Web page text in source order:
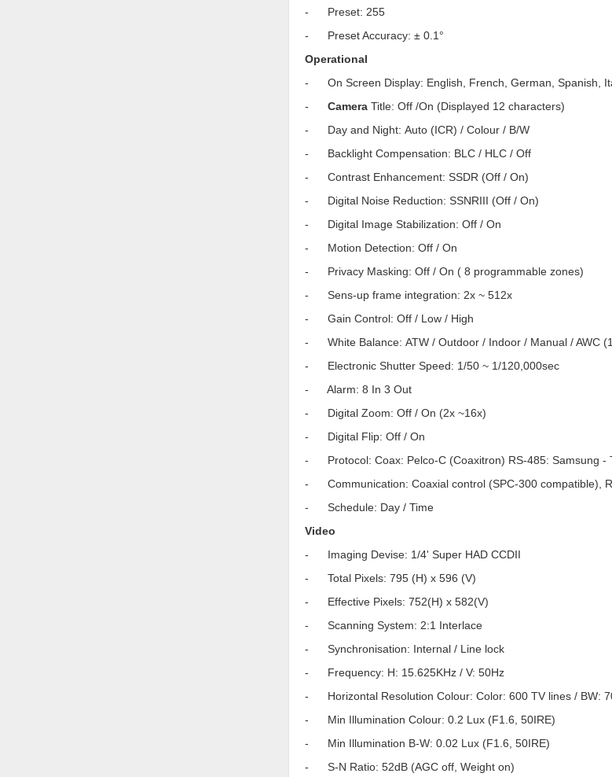
- Preset: 255
- Preset Accuracy: ± 0.1°
Operational
- On Screen Display: English, French, German, Spanish,
- Camera Title: Off /On (Displayed 12 characters)
- Day and Night: Auto (ICR) / Colour / B/W
- Backlight Compensation: BLC / HLC / Off
- Contrast Enhancement: SSDR (Off / On)
- Digital Noise Reduction: SSNRIII (Off / On)
- Digital Image Stabilization: Off / On
- Motion Detection: Off / On
- Privacy Masking: Off / On ( 8 programmable zones)
- Sens-up frame integration: 2x ~ 512x
- Gain Control: Off / Low / High
- White Balance: ATW / Outdoor / Indoor / Manual / AWC
- Electronic Shutter Speed: 1/50 ~ 1/120,000sec
- Alarm: 8 In 3 Out
- Digital Zoom: Off / On (2x ~16x)
- Digital Flip: Off / On
- Protocol: Coax: Pelco-C (Coaxitron) RS-485: Samsung -
- Communication: Coaxial control (SPC-300 compatible),
- Schedule: Day / Time
Video
- Imaging Devise: 1/4' Super HAD CCDII
- Total Pixels: 795 (H) x 596 (V)
- Effective Pixels: 752(H) x 582(V)
- Scanning System: 2:1 Interlace
- Synchronisation: Internal / Line lock
- Frequency: H: 15.625KHz / V: 50Hz
- Horizontal Resolution Colour: Color: 600 TV lines / BW:
- Min Illumination Colour: 0.2 Lux (F1.6, 50IRE)
- Min Illumination B-W: 0.02 Lux (F1.6, 50IRE)
- S-N Ratio: 52dB (AGC off, Weight on)